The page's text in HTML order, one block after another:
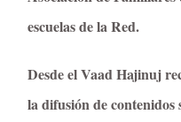
escuelas de la Red.
Desde el Vaad Hajinuj
la difusión de contenidos